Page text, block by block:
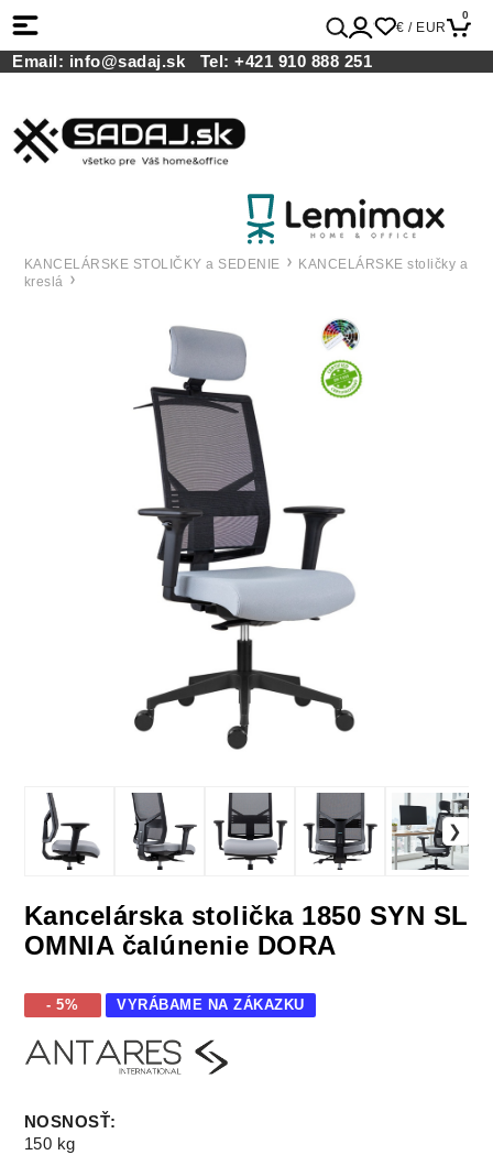
€ / EUR
0
Email: info@sadaj.sk Tel:+421 910 888 251
KANCELÁRSKE STOLIČKY a SEDENIE
KANCELÁRSKE stoličky a
kreslá
Kancelárska stolička 1850 SYN SL
OMNIA čalúnenie DORA
- 5% VYRÁBAME NA ZÁKAZKU
NOSNOSŤ:
150 kg